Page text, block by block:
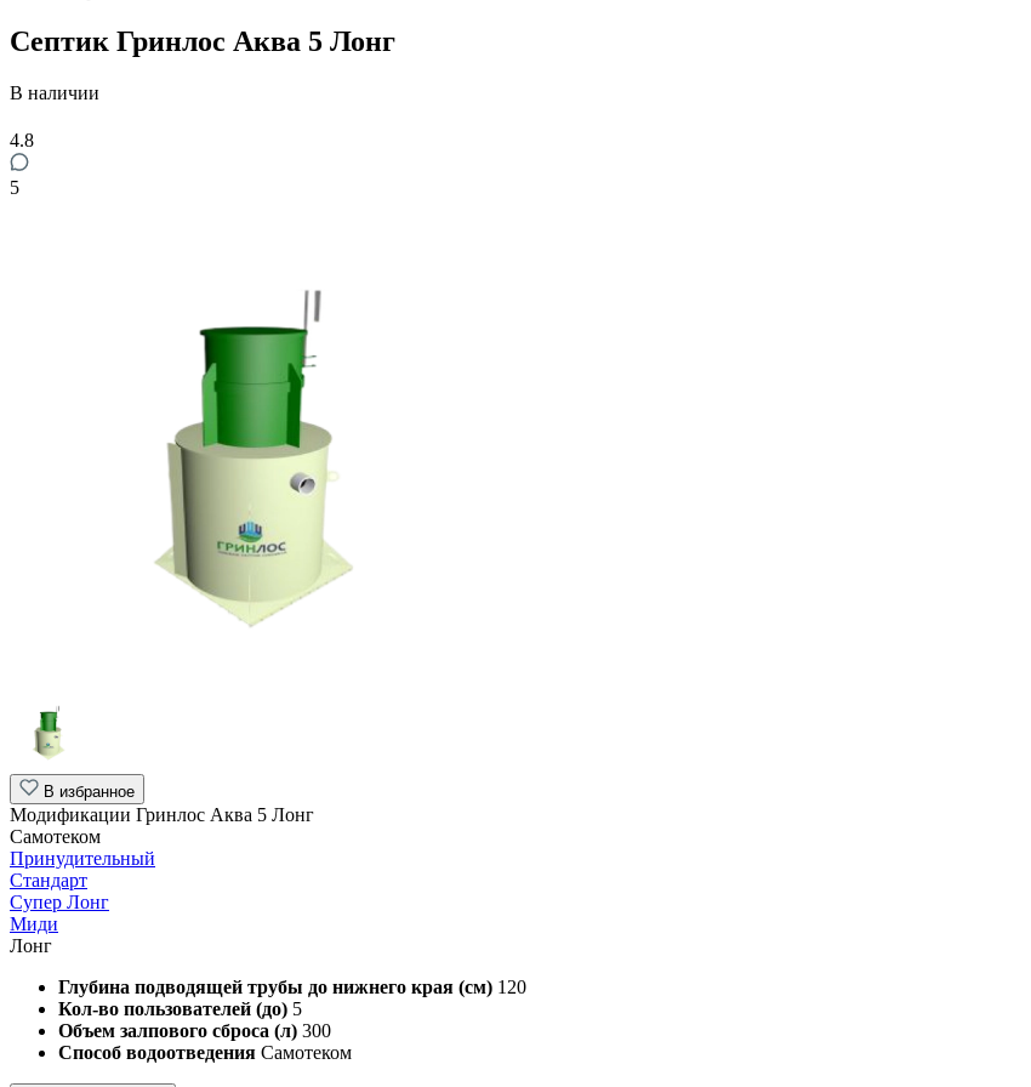
Септик Гринлос Аква 5 Лонг
В наличии
4.8
5
В избранное
Модификации Гринлос Аква 5 Лонг
Самотеком
Принудительный
Стандарт
Супер Лонг
Миди
Лонг
Глубина подводящей трубы до нижнего края (см) 120
Кол-во пользователей (до) 5
Объем залпового сброса (л) 300
Способ водоотведения Самотеком